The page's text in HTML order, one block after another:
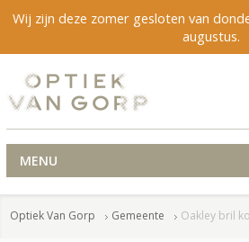
Wij zijn deze zomer gesloten van
augustus.
MENU
Optiek Van Gorp Gemeente Oakley bril